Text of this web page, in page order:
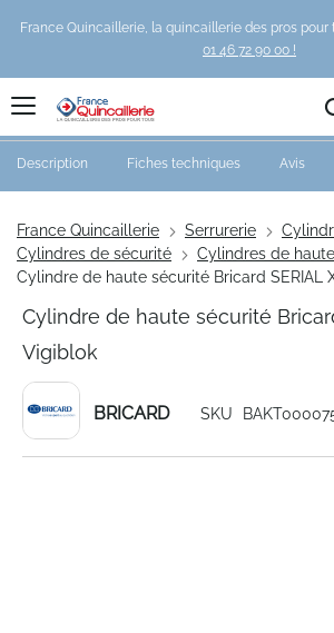
France Quincaillerie, la quincaillerie des pros pour
01 46 72 90 00 !
France Quincaillerie Serrurerie
Cylindres de sécurité
Cylindres de
Cylindre de haute sécurité Bricard SERIAL
Cylindre de haute sécurité
Vigiblok
BRICARD SKU
Description Fiches techniques Avis